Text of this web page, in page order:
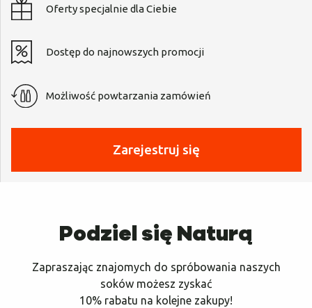
Natura dla firm
Karty podarunkowe
Oferty specjalnie dla Ciebie
Dostęp do najnowszych promocji
Możliwość powtarzania zamówień
Zarejestruj się
Podziel się Naturą
Zapraszając znajomych do spróbowania naszych
soków możesz zyskać
10% rabatu na kolejne zakupy!